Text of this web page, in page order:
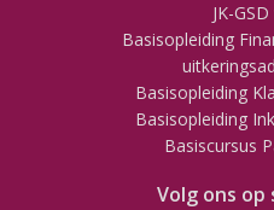
JK-
Basisopleiding
Basisopleiding
Basisopleiding
Basiscursus
Volg ons op